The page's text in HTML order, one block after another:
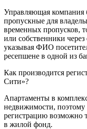
Управляющая компания
пропускные для
временных пропусков,
или собственники
указывая ФИО
ресепшене в одной из
Как производится
Сити»?
Апартаменты в
недвижимости,
регистрацию возможно
в жилой фонд.